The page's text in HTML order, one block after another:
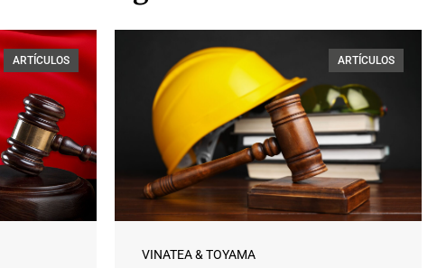
ARTÍCULOS ARTÍCULOS
VINATEA & TOYAMA